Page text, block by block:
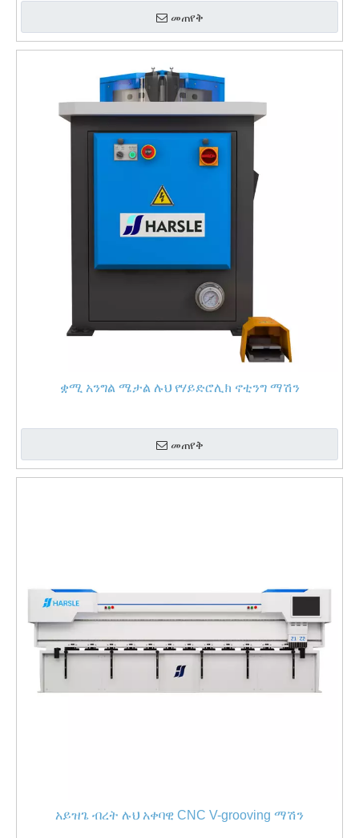
መጠየቅ
ቋሚ አንግል ሜታል ሉህ የሃይድሮሊክ ኖቲንግ ማሽን
መጠየቅ
አይዝጌ ብረት ሉህ አቀባዊ CNC V-grooving ማሽን